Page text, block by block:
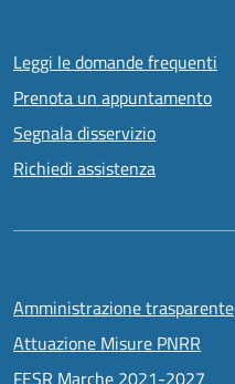
Leggi le domande frequenti
Prenota un appuntamento
Segnala disservizio
Richiedi assistenza
Amministrazione trasparente
Attuazione Misure PNRR
FESR Marche 2021-2027